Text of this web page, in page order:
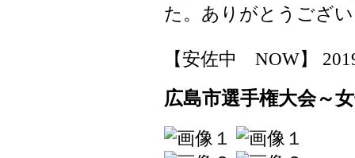
た。ありがとうござ
【安佐中 NOW】
広島市選手権大会～